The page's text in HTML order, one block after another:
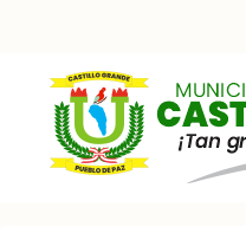
Pasar al contenido principal